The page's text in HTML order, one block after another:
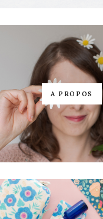
A PROPOS